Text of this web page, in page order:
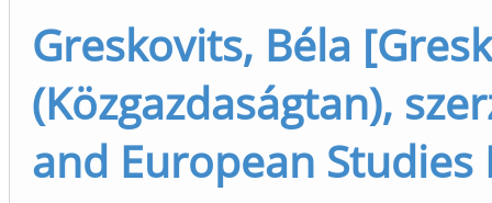
Greskovits, Béla
(Közgazdaságtan),
and European Studies